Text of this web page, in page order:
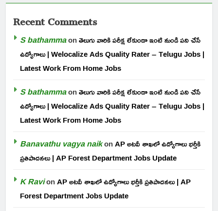
Recent Comments
S bathammaonతెలుగు వారికి పరీక్ష లేకుండా ఇంటి నుండి పని చేసే
ఉద్యోగాలు | Welocalize Ads Quality Rater – Telugu Jobs |
Latest Work From Home Jobs
S bathammaonతెలుగు వారికి పరీక్ష లేకుండా ఇంటి నుండి పని చేసే
ఉద్యోగాలు | Welocalize Ads Quality Rater – Telugu Jobs |
Latest Work From Home Jobs
Banavathu vagya naikonAP అటవీ శాఖలో ఉద్యోగాలు భర్తీకి
ప్రతిపాదనలు | AP Forest Department Jobs Update
K RavionAP అటవీ శాఖలో ఉద్యోగాలు భర్తీకి ప్రతిపాదనలు | AP
Forest Department Jobs Update